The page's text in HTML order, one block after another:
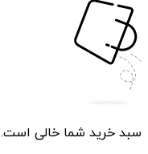
سبد خرید شما خالی است.